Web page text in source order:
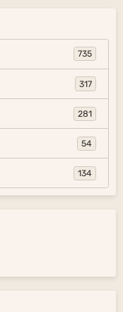
735
317
281
54
134